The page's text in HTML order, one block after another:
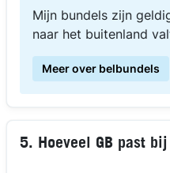
Mijn bundels zijn
naar het buitenland
Meer over belbundels
5. Hoeveel GB past